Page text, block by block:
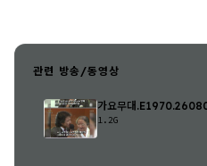
관련 방송/동영상
가요무대
1.2G